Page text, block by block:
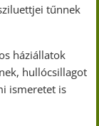
tűnnek
háziállatok
hullócsillagot
ismeretet is